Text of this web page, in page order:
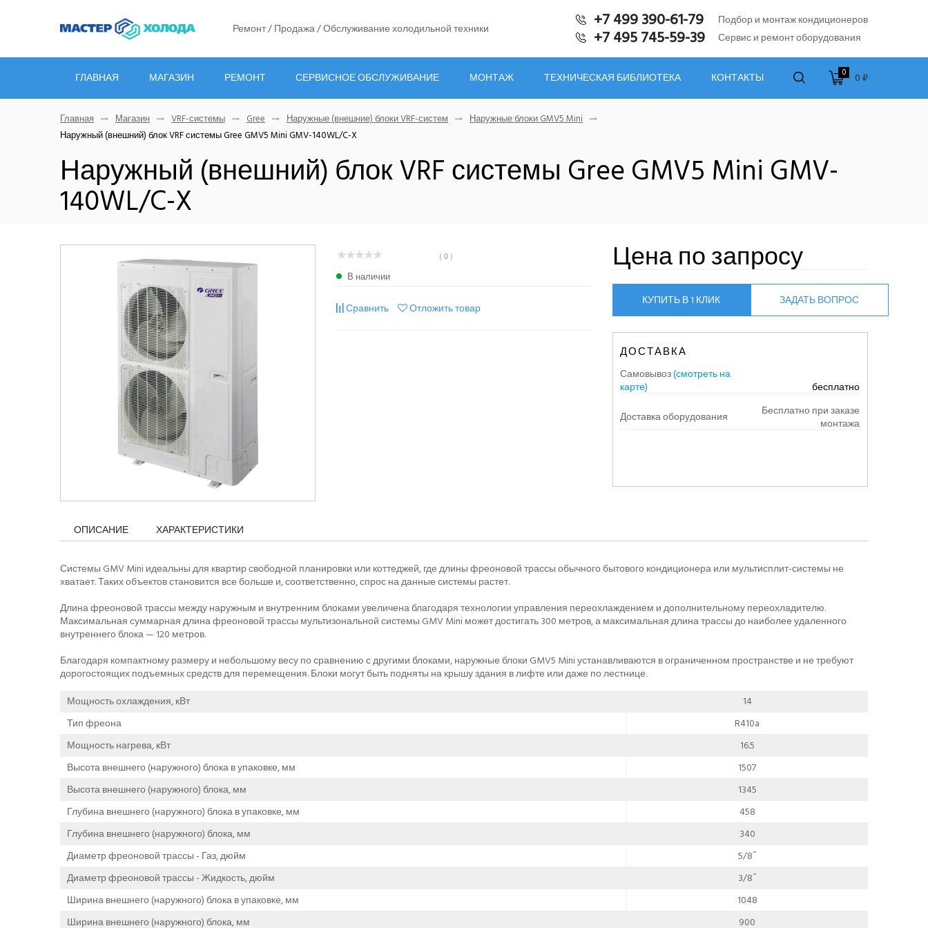
Ремонт / Продажа / Обслуживание холодильной техники +7 499 390-61-79 Подбор и монтаж кондиционеров
+7 495 745-59-39 Сервис и ремонт оборудования
ГЛАВНАЯ МАГАЗИН РЕМОНТ СЕРВИСНОЕ ОБСЛУЖИВАНИЕ МОНТАЖ ТЕХНИЧЕСКАЯ БИБЛИОТЕКА КОНТАКТЫ 0 0 ₽
Главная Магазин VRF-системы Gree Наружные (внешние) блоки VRF-систем
Наружные блоки GMV5 Mini
Наружный (внешний) блок VRF системы Gree GMV5 Mini GMV-140WL/C-X
Наружный (внешний) блок VRF системы Gree GMV5 Mini GMV-
140WL/C-X
( 0 )
В наличии
Сравнить Отложить товар
Цена по запросу
КУПИТЬ В 1 КЛИК ЗАДАТЬ ВОПРОС
ДОСТАВКА
Самовывоз(смотреть на
карте)
бесплатно
Доставка оборудования
Бесплатно при заказе
монтажа
ОПИСАНИЕ ХАРАКТЕРИСТИКИ
Системы GMV Mini идеальны для квартир свободной планировки или коттеджей, где длины фреоновой трассы обычного бытового кондиционера или мультисплит-системы не
хватает. Таких объектов становится все больше и, соответственно, спрос на данные системы растет.
Длина фреоновой трассы между наружным и внутренним блоками увеличена благодаря технологии управления переохлаждением и дополнительному переохладителю.
Максимальная суммарная длина фреоновой трассы мультизональной системы GMV Mini может достигать 300 метров, а максимальная длина трассы до наиболее удаленного
внутреннего блока — 120 метров.
Благодаря компактному размеру и небольшому весу по сравнению с другими блоками, наружные блоки GMV5 Mini устанавливаются в ограниченном пространстве и не требуют
дорогостоящих подъемных средств для перемещения. Блоки могут быть подняты на крышу здания в лифте или даже по лестнице.
Мощность охлаждения, кВт
14
Тип фреона
R410a
Мощность нагрева, кВт
16.5
Высота внешнего (наружного) блока в упаковке, мм
1507
Высота внешнего (наружного) блока, мм
1345
Глубина внешнего (наружного) блока в упаковке, мм
458
Глубина внешнего (наружного) блока, мм
340
Диаметр фреоновой трассы - Газ, дюйм
5/8˝
Диаметр фреоновой трассы - Жидкость, дюйм
3/8˝
Ширина внешнего (наружного) блока в упаковке, мм
1048
Ширина внешнего (наружного) блока, мм
900